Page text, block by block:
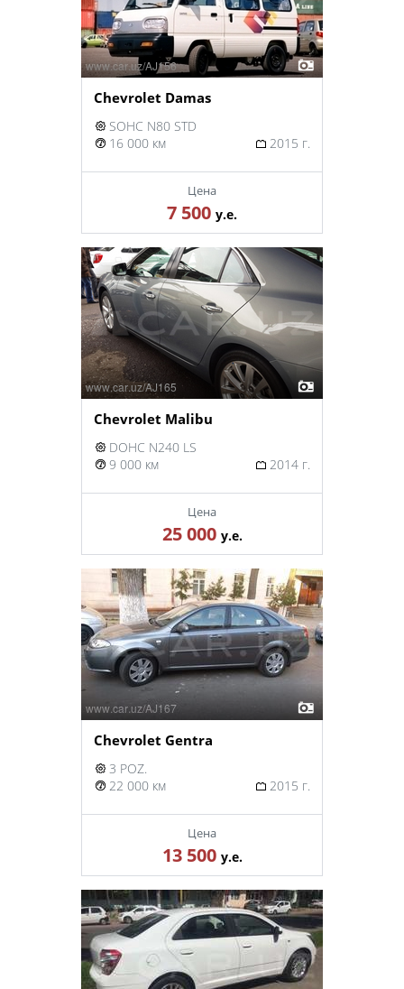
Chevrolet Damas
SOHC N80 STD
16 000 км
2015 г.
Цена
7 500 у.е.
Chevrolet Malibu
DOHC N240 LS
9 000 км
2014 г.
Цена
25 000 у.е.
Chevrolet Gentra
3 POZ.
22 000 км
2015 г.
Цена
13 500 у.е.